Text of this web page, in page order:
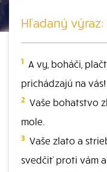
Hľadaný výraz:
1 A vy, boháči,
prichádzajú na vás!
2 Vaše bohatstvo
mole.
3 Vaše zlato a
svedčiť proti vám